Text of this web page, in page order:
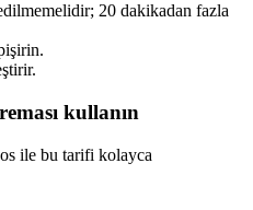
20 dakikadan fazla
kullanın
ile bu tarifi kolayca